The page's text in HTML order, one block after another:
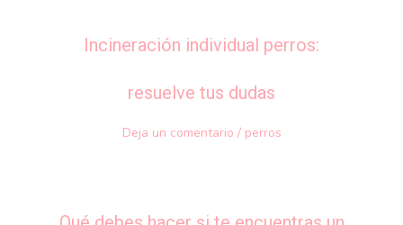
Incineración individual perros:
resuelve tus dudas
Deja un comentario / perros